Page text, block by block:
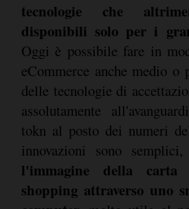
tecnologie che
disponibili solo per i
Oggi è possibile fare in
eCommerce anche medio o
delle tecnologie di
assolutamente
tokn al posto dei numeri
innovazioni sono semplici,
l'immagine della
shopping attraverso uno